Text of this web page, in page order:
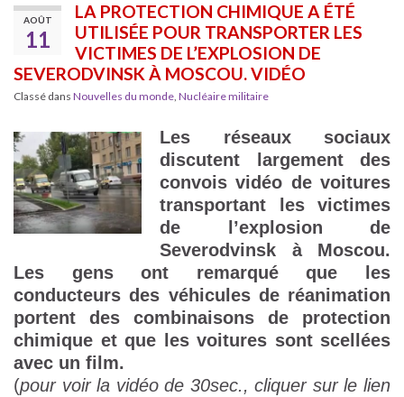
AOÛT
11
LA PROTECTION CHIMIQUE A ÉTÉ
UTILISÉE POUR TRANSPORTER LES
VICTIMES DE L’EXPLOSION DE
SEVERODVINSK À MOSCOU. VIDÉO
Classé dans Nouvelles du monde, Nucléaire militaire
Les réseaux sociaux
discutent largement des
convois vidéo de voitures
transportant les victimes
de l’explosion de
Severodvinsk à Moscou.
Les gens ont remarqué que les
conducteurs des véhicules de réanimation
portent des combinaisons de protection
chimique et que les voitures sont scellées
avec un film.
(pour voir la vidéo de 30sec., cliquer sur le lien